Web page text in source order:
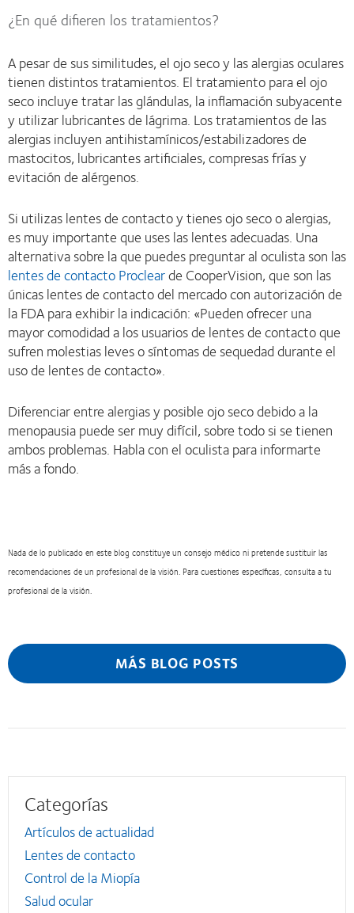
¿En qué difieren los tratamientos?
A pesar de sus similitudes, el ojo seco y las alergias oculares
tienen distintos tratamientos. El tratamiento para el ojo
seco incluye tratar las glándulas, la inflamación subyacente
y utilizar lubricantes de lágrima. Los tratamientos de las
alergias incluyen antihistamínicos/estabilizadores de
mastocitos, lubricantes artificiales, compresas frías y
evitación de alérgenos.
Si utilizas lentes de contacto y tienes ojo seco o alergias,
es muy importante que uses las lentes adecuadas. Una
alternativa sobre la que puedes preguntar al oculista son las
lentes de contacto Proclearde CooperVision, que son las
únicas lentes de contacto del mercado con autorización de
la FDA para exhibir la indicación: «Pueden ofrecer una
mayor comodidad a los usuarios de lentes de contacto que
sufren molestias leves o síntomas de sequedad durante el
uso de lentes de contacto».
Diferenciar entre alergias y posible ojo seco debido a la
menopausia puede ser muy difícil, sobre todo si se tienen
ambos problemas. Habla con el oculista para informarte
más a fondo.
Nada de lo publicado en este blog constituye un consejo médico ni pretende sustituir las
recomendaciones de un profesional de la visión. Para cuestiones específicas, consulta a tu
profesional de la visión.
MÁS BLOG POSTS
Categorías
Artículos de actualidad
Lentes de contacto
Control de la Miopía
Salud ocular